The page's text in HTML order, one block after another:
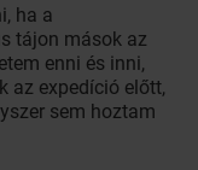
ha a
tájon mások az
enni és inni,
az expedíció előtt,
sem hoztam